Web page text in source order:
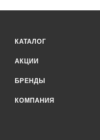
КАТАЛОГ
АКЦИИ
БРЕНДЫ
КОМПАНИЯ